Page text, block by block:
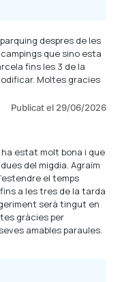
de les
que sino esta
fins les 3 de la
gracies
Publicat el 29/06/2026
estat molt bona i que
del migdia. Agraïm
el temps
a les tres de la tarda
serà tingut en
gràcies per
amables paraules.